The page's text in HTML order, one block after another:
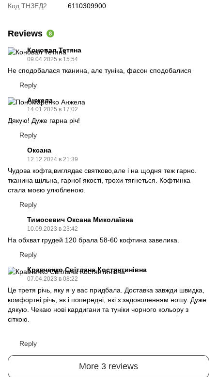
Код ТНЗЕД2
6110309900
Reviews 8
Коновал Тетяна
09.04.2025 в 15:54
Не сподобалася тканина, але туніка, фасон сподобалися
Reply
Анжела
14.01.2025 в 17:02
Дякую! Дуже гарна річ!
Reply
Оксана
12.12.2024 в 21:39
Чудова кофта,виглядає святково,але і на щодня теж гарно.
тканина щільна, гарної якості, трохи тягнеться. Кофтинка
стала моєю улюбленою.
Reply
Тимосевич Оксана Миколаївна
10.09.2023 в 23:42
На обхват грудей 120 брала 58-60 кофтина завелика.
Reply
Кравченко Світлана Костянтинівна
07.04.2023 в 08:22
Це третя річь, яку я у вас придбала. Доставка завжди швидка,
комфортні річь, як і попередні, які з задоволенням ношу. Дуже
дякую. Чекаю нові кардигани та туніки чорного кольору з
сіткою.
Reply
More 3 reviews